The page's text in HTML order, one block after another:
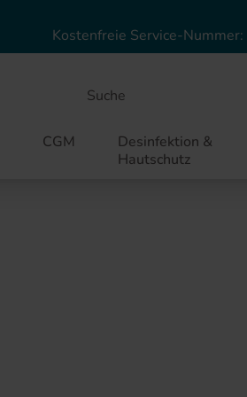
Kostenfreie Service-Nummer:
Suche
CGM
Desinfektion &
Hautschutz